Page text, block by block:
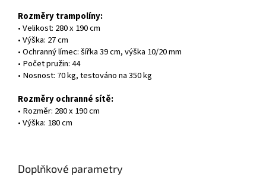
Rozměry trampolíny:
• Velikost: 280 x 190 cm
• Výška: 27 cm
• Ochranný límec: šířka 39 cm, výška 10/20 mm
• Počet pružin: 44
• Nosnost: 70 kg, testováno na 350 kg
Rozměry ochranné sítě:
• Rozměr: 280 x 190 cm
• Výška: 180 cm
Doplňkové parametry